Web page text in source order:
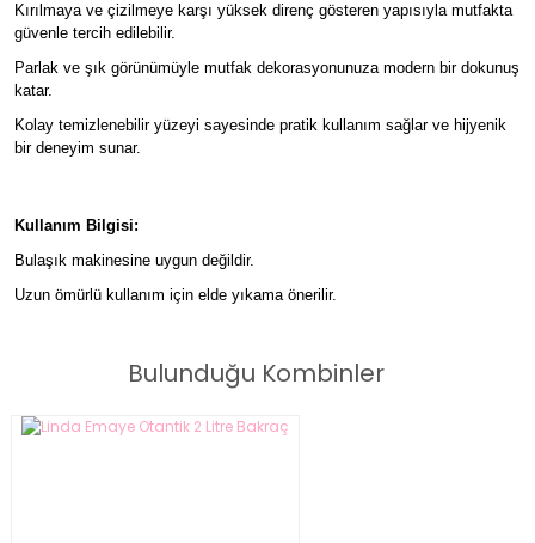
Kırılmaya ve çizilmeye karşı yüksek direnç gösteren yapısıyla mutfakta
güvenle tercih edilebilir.
Parlak ve şık görünümüyle mutfak dekorasyonunuza modern bir dokunuş
katar.
Kolay temizlenebilir yüzeyi sayesinde pratik kullanım sağlar ve hijyenik
bir deneyim sunar.
Kullanım Bilgisi:
Bulaşık makinesine uygun değildir.
Uzun ömürlü kullanım için elde yıkama önerilir.
Bulunduğu Kombinler